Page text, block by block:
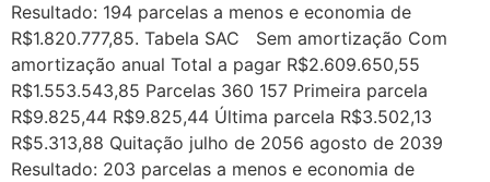
Resultado: 194 parcelas a menos e economia de
R$1.820.777,85. Tabela SAC Sem amortização Com
amortização anual Total a pagar R$2.609.650,55
R$1.553.543,85 Parcelas 360 157 Primeira parcela
R$9.825,44 R$9.825,44 Última parcela R$3.502,13
R$5.313,88 Quitação julho de 2056 agosto de 2039
Resultado: 203 parcelas a menos e economia de